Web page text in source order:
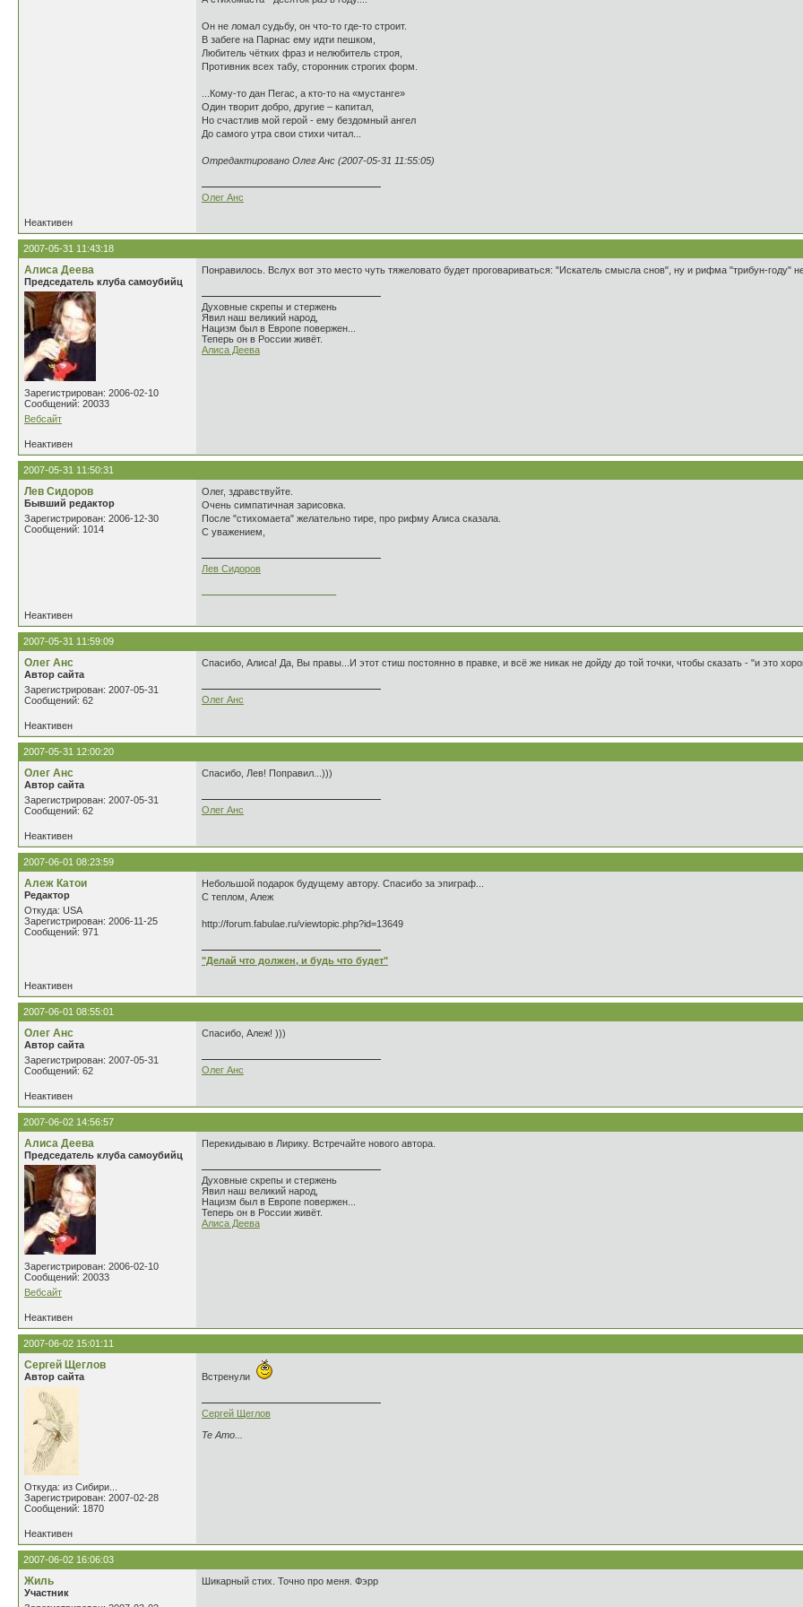
Он не ломал судьбу, он что-то где-то строит.
В забеге на Парнас ему идти пешком,
Любитель чётких фраз и нелюбитель строя,
Противник всех табу, сторонник строгих форм.
...Кому-то дан Пегас, а кто-то на «мустанге»
Один творит добро, другие – капитал,
Но счастлив мой герой - ему бездомный ангел
До самого утра свои стихи читал...
Отредактировано Олег Анс (2007-05-31 11:55:05)
Олег Анс
Неактивен
2007-05-31 11:43:18
Алиса Деева
Председатель клуба самоубийц
Зарегистрирован: 2006-02-10
Сообщений: 20033
Вебсайт
Понравилось. Вслух вот это место чуть тяжеловато будет проговариваться: "Искатель смысла снов", ну и рифма "трибун-году"
Духовные скрепы и стержень
Явил наш великий народ,
Нацизм был в Европе повержен...
Теперь он в России живёт.
Алиса Деева
Неактивен
2007-05-31 11:50:31
Лев Сидоров
Бывший редактор
Зарегистрирован: 2006-12-30
Сообщений: 1014
Олег, здравствуйте.
Очень симпатичная зарисовка.
После "стихомаета" желательно тире, про рифму Алиса сказала.
С уважением,
Лев Сидоров
Неактивен
2007-05-31 11:59:09
Олег Анс
Автор сайта
Зарегистрирован: 2007-05-31
Сообщений: 62
Спасибо, Алиса! Да, Вы правы...И этот стиш постоянно в правке, и всё же никак не дойду до той точки, чтобы сказать - "и это
Олег Анс
Неактивен
2007-05-31 12:00:20
Олег Анс
Автор сайта
Зарегистрирован: 2007-05-31
Сообщений: 62
Спасибо, Лев! Поправил...)))
Олег Анс
Неактивен
2007-06-01 08:23:59
Алеж Катои
Редактор
Откуда: USA
Зарегистрирован: 2006-11-25
Сообщений: 971
Небольшой подарок будущему автору. Спасибо за эпиграф...
С теплом, Алеж
http://forum.fabulae.ru/viewtopic.php?id=13649
"Делай что должен, и будь что будет"
Неактивен
2007-06-01 08:55:01
Олег Анс
Автор сайта
Зарегистрирован: 2007-05-31
Сообщений: 62
Спасибо, Алеж! )))
Олег Анс
Неактивен
2007-06-02 14:56:57
Алиса Деева
Председатель клуба самоубийц
Зарегистрирован: 2006-02-10
Сообщений: 20033
Вебсайт
Перекидываю в Лирику. Встречайте нового автора.
Духовные скрепы и стержень
Явил наш великий народ,
Нацизм был в Европе повержен...
Теперь он в России живёт.
Алиса Деева
Неактивен
2007-06-02 15:01:11
Сергей Щеглов
Автор сайта
Откуда: из Сибири...
Зарегистрирован: 2007-02-28
Сообщений: 1870
Встренули
Сергей Щеглов
Te Amo...
Неактивен
2007-06-02 16:06:03
Жиль
Участник
Шикарный стих. Точно про меня. Фэрр